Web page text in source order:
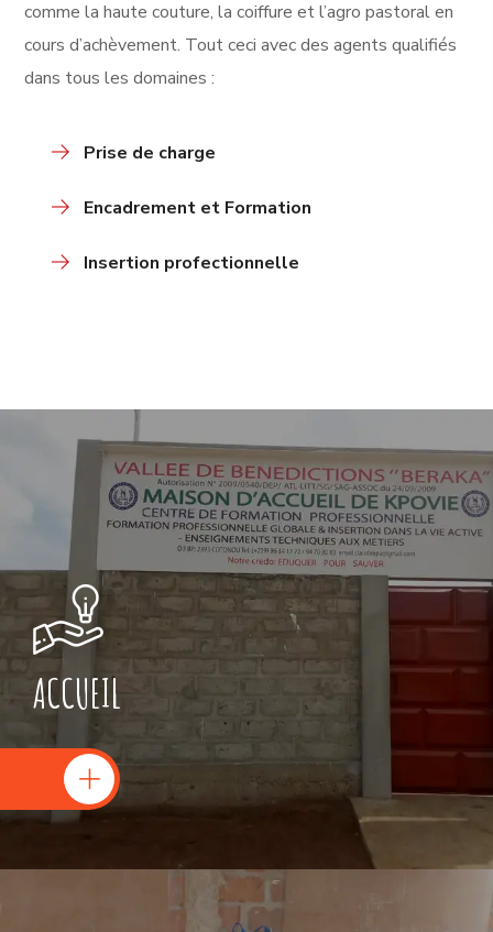
comme la haute couture, la coiffure et l’agro pastoral en
cours d’achèvement. Tout ceci avec des agents qualifiés
dans tous les domaines :
Prise de charge
Encadrement et Formation
Insertion profectionnelle
ACCUEIL